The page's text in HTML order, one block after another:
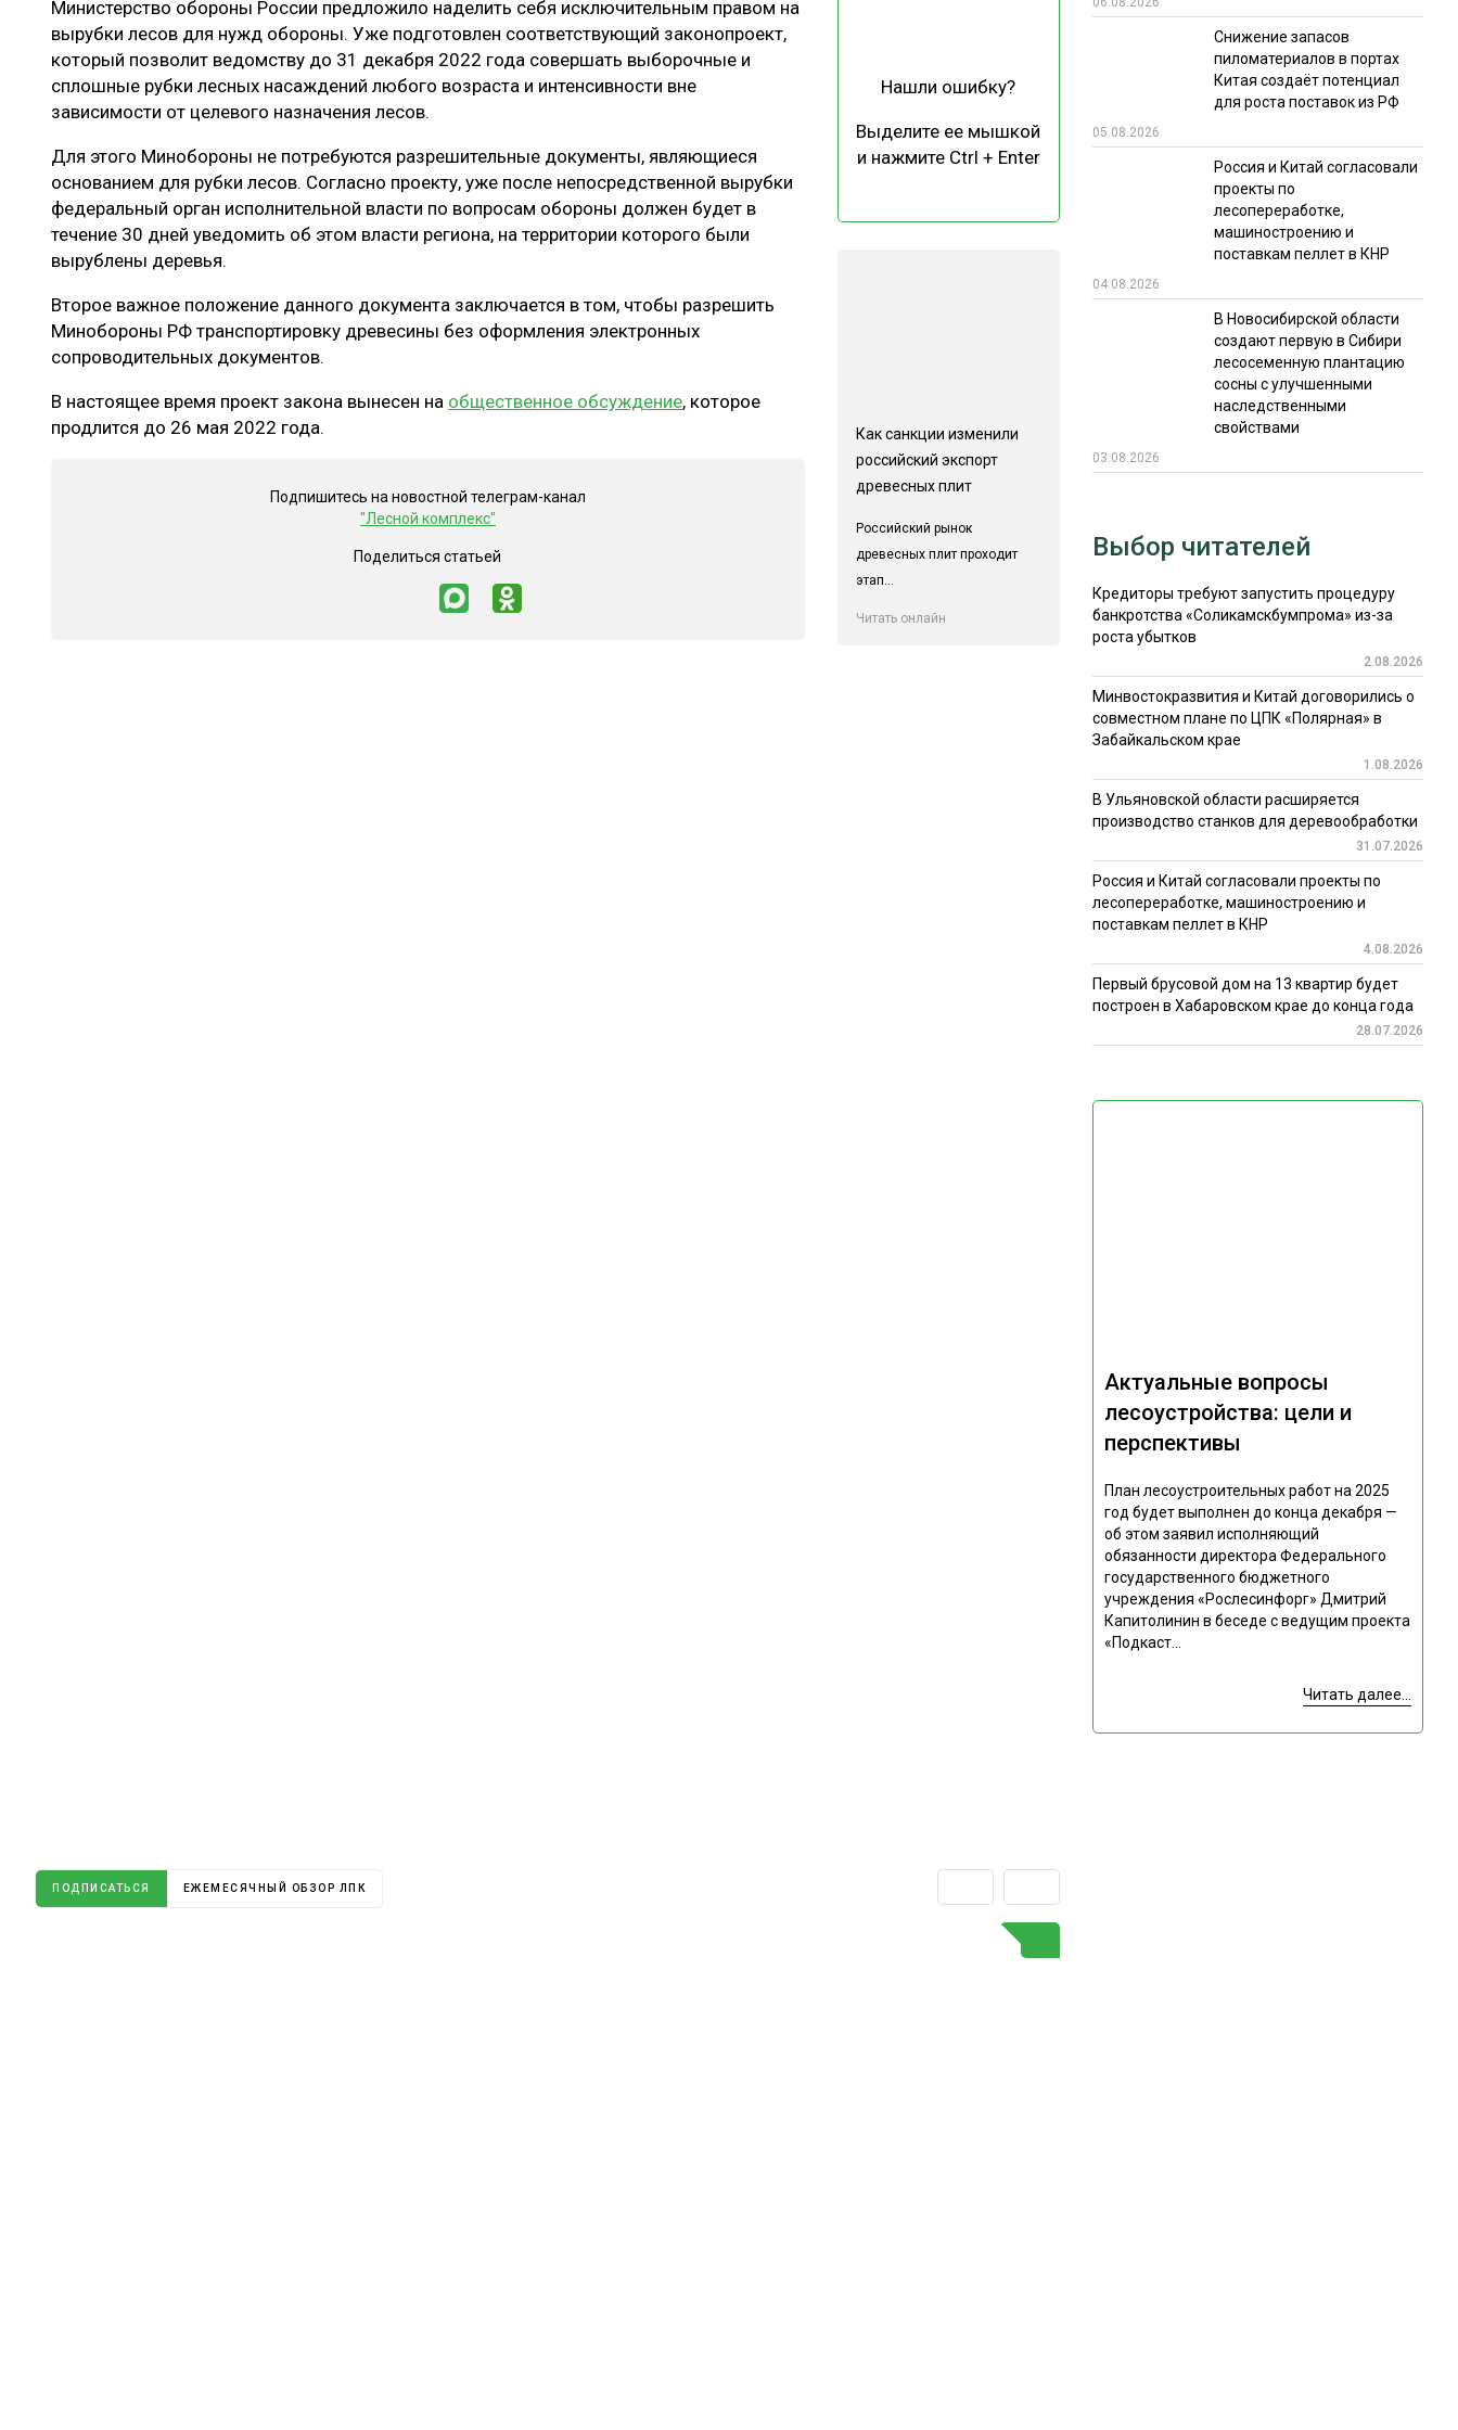
ЛЕСОВОССТАНОВЛЕНИЕ И ЗАЩИТА
ЛОГИСТИКА
ПРОИЗВОДСТВО ДРЕВЕСНЫХ ПЛИТ
СУШКА ДРЕВЕСИНЫ
МЕБЕЛЬНОЕ ПРОИЗВОДСТВО
РЫНОК
ОТРАСЛЕВАЯ ДИСКУССИЯ
ЭКСПЕРТНОЕ МНЕНИЕ
ИТОГИ МЕРОПРИЯТИЙ
Министерство обороны России предложило наделить себя исключительным правом на
вырубки лесов для нужд обороны. Уже подготовлен соответствующий законопроект,
который позволит ведомству до 31 декабря 2022 года совершать выборочные и
сплошные рубки лесных насаждений любого возраста и интенсивности вне
зависимости от целевого назначения лесов.
Для этого Минобороны не потребуются разрешительные документы, являющиеся
основанием для рубки лесов. Согласно проекту, уже после непосредственной вырубки
федеральный орган исполнительной власти по вопросам обороны должен будет в
течение 30 дней уведомить об этом власти региона, на территории которого были
вырублены деревья.
Второе важное положение данного документа заключается в том, чтобы разрешить
Минобороны РФ транспортировку древесины без оформления электронных
сопроводительных документов.
В настоящее время проект закона вынесен на общественное обсуждение, которое
продлится до 26 мая 2022 года.
Подпишитесь на новостной телеграм-канал
"Лесной комплекс"
Поделиться статьей
Нашли ошибку?
Выделите ее мышкой
и нажмите Ctrl + Enter
Как санкции изменили
российский экспорт
древесных плит
Российский рынок
древесных плит проходит
этап...
Читать онлайн
Снижение запасов
пиломатериалов в портах
Китая создаёт потенциал
для роста поставок из РФ
05.08.2026
Россия и Китай согласовали
проекты по
лесопереработке,
машиностроению и
поставкам пеллет в КНР
04.08.2026
В Новосибирской области
создают первую в Сибири
лесосеменную плантацию
сосны с улучшенными
наследственными
свойствами
03.08.2026
Актуальные вопросы
лесоустройства: цели и
перспективы
План лесоустроительных работ на 2025
год будет выполнен до конца декабря —
об этом заявил исполняющий
обязанности директора Федерального
государственного бюджетного
учреждения «Рослесинфорг» Дмитрий
Капитолинин в беседе с ведущим проекта
«Подкаст...
Читать далее...
ПОДПИСАТЬСЯ ЕЖЕМЕСЯЧНЫЙ ОБЗОР ЛПК
Выбор читателей
Кредиторы требуют запустить процедуру
банкротства «Соликамскбумпрома» из-за
роста убытков
2.08.2026
Минвостокразвития и Китай договорились о
совместном плане по ЦПК «Полярная» в
Забайкальском крае
1.08.2026
В Ульяновской области расширяется
производство станков для деревообработки
31.07.2026
Россия и Китай согласовали проекты по
лесопереработке, машиностроению и
поставкам пеллет в КНР
4.08.2026
Первый брусовой дом на 13 квартир будет
построен в Хабаровском крае до конца года
28.07.2026